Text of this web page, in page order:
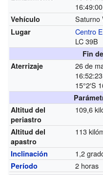
16:49:00
Vehículo Saturno
Lugar
Centro
LC 39B
Fin
Aterrizaje
26 de
15°2′S
Altitud del
periastro
109,6
Altitud del
apastro
113
Inclinación 1,2
Período 2 horas